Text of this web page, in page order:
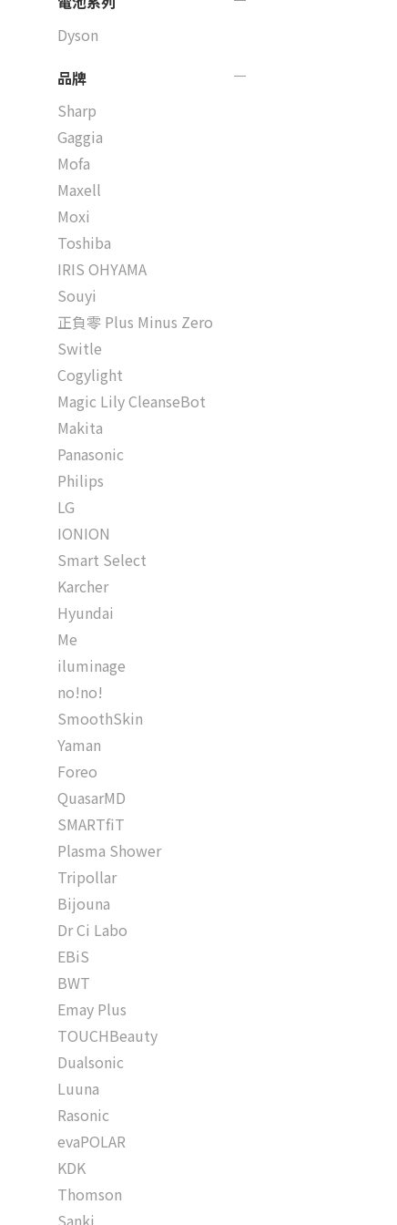
Dyson
品牌
Sharp
Gaggia
Mofa
Maxell
Moxi
Toshiba
IRIS OHYAMA
Souyi
正負零 Plus Minus Zero
Switle
Cogylight
Magic Lily CleanseBot
Makita
Panasonic
Philips
LG
IONION
Smart Select
Karcher
Hyundai
Me
iluminage
no!no!
SmoothSkin
Yaman
Foreo
QuasarMD
SMARTfiT
Plasma Shower
Tripollar
Bijouna
Dr Ci Labo
EBiS
BWT
Emay Plus
TOUCHBeauty
Dualsonic
Luuna
Rasonic
evaPOLAR
KDK
Thomson
Sanki